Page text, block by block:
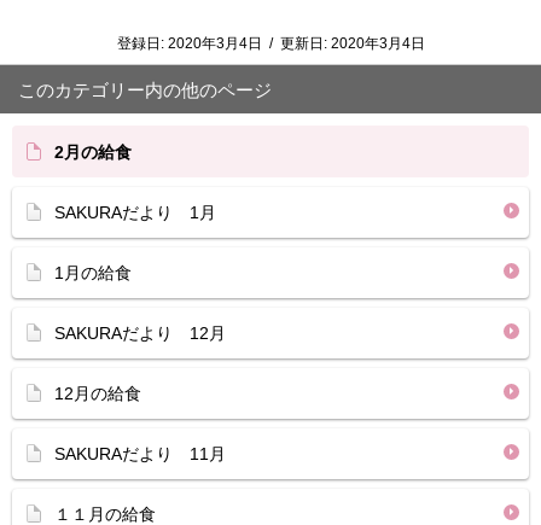
登録日: 2020年3月4日 / 更新日: 2020年3月4日
このカテゴリー内の他のページ
2月の給食
SAKURAだより 1月
1月の給食
SAKURAだより 12月
12月の給食
SAKURAだより 11月
１１月の給食